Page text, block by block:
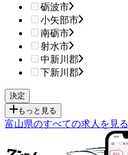
砺波市
小矢部市
南砺市
射水市
中新川郡
下新川郡
もっと見る
富山県のすべての求人を見る